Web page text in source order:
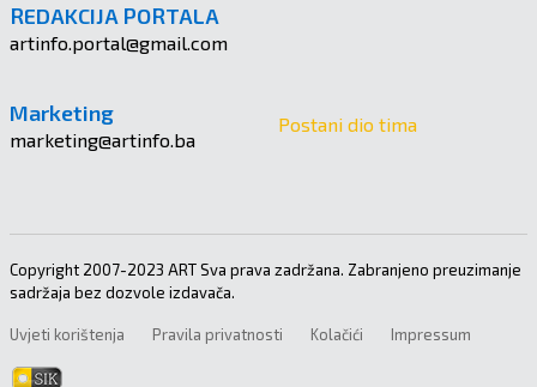
REDAKCIJA PORTALA
artinfo.portal@gmail.com
Marketing
marketing@artinfo.ba
Postani dio tima
Copyright 2007-2023 ART Sva prava zadržana. Zabranjeno preuzimanje
sadržaja bez dozvole izdavača.
Uvjeti korištenja Pravila privatnosti Kolačići Impressum